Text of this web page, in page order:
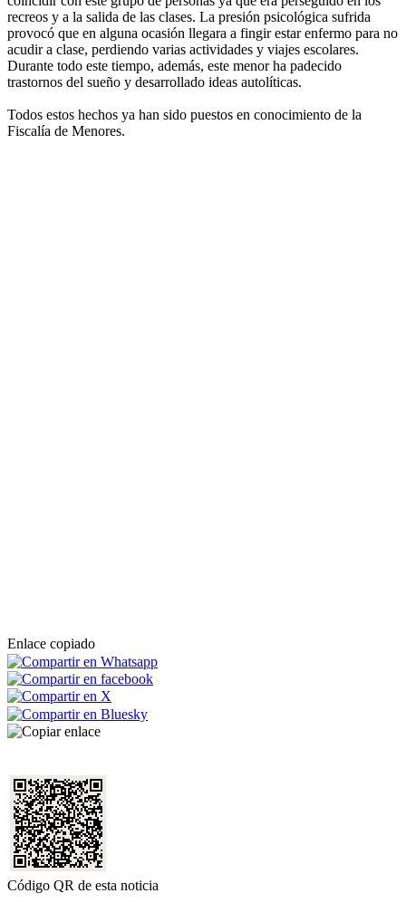
recreos y a la salida de las clases. La presión psicológica sufrida
provocó que en alguna ocasión llegara a fingir estar enfermo para no
acudir a clase, perdiendo varias actividades y viajes escolares.
Durante todo este tiempo, además, este menor ha padecido
trastornos del sueño y desarrollado ideas autolíticas.
Todos estos hechos ya han sido puestos en conocimiento de la
Fiscalía de Menores.
Enlace copiado
Código QR de esta noticia